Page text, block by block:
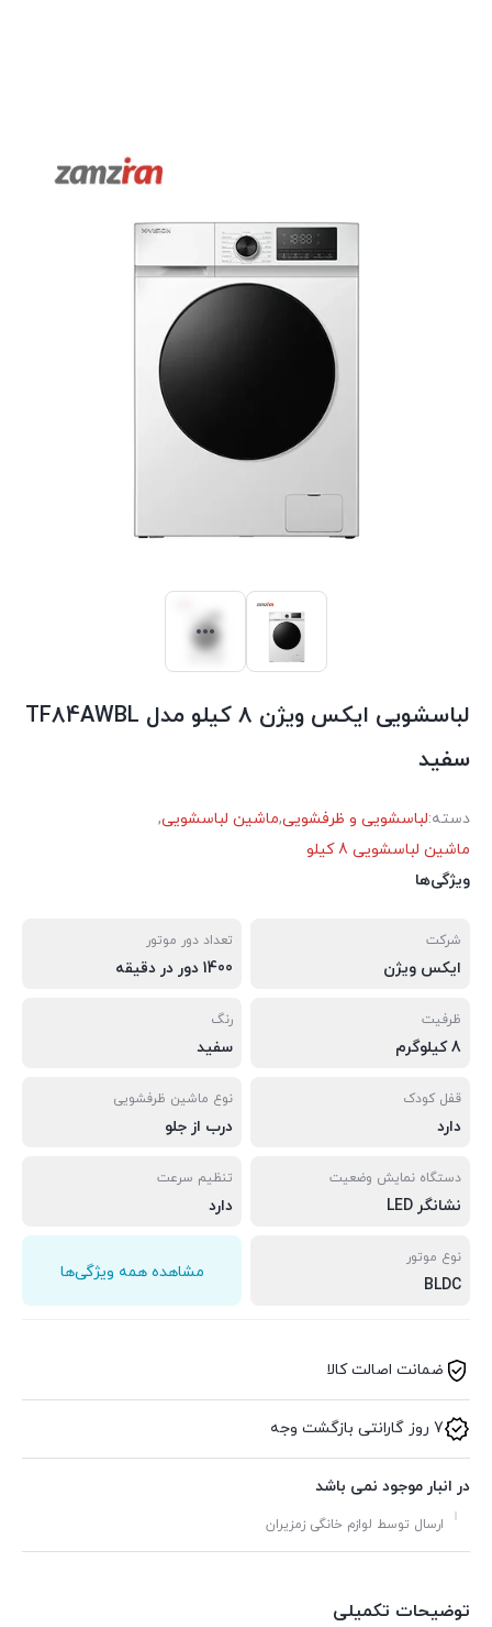
لباسشویی ايكس ويژن 8 کیلو مدل TF84AWBL
سفید
دسته:لباسشویی و ظرفشویی,ماشین لباسشویی,
ماشین لباسشویی 8 کیلو
ویژگی‌ها
شرکت
ایکس ویژن
تعداد دور موتور
1400 دور در دقیقه
ظرفیت
8 کیلوگرم
رنگ
سفید
قفل کودک
دارد
نوع ماشین ظرفشویی
درب از جلو
دستگاه نمایش وضعیت
نشانگر LED
تنظیم سرعت
دارد
نوع موتور
BLDC
مشاهده همه ویژگی‌ها
ضمانت اصالت کالا
7 روز گارانتی بازگشت وجه
در انبار موجود نمی باشد
ارسال توسط لوازم خانگی زمزیران
توضیحات تکمیلی